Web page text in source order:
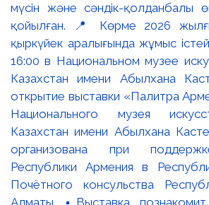
мүсін және сәндік-қолданбалы
қойылған. 📍 Көрме 2026
қыркүйек аралығында жұмыс
16:00 в Национальном музее
Казахстан имени Абылхана
открытие выставки «Палитра
Национального музея
Казахстан имени Абылхана
организована при
Республики Армения в
Почётного консульства